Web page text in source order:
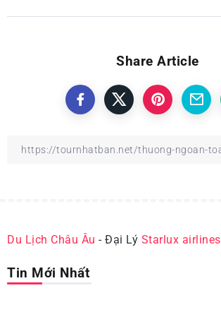
Share Article
Du Lịch Châu Âu - Đại Lý Starlux airlines
Tin Mới Nhất